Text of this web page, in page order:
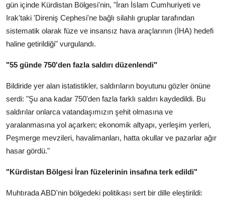
gün içinde Kürdistan Bölgesi'nin, "İran İslam Cumhuriyeti ve
Irak'taki 'Direniş Cephesi'ne bağlı silahlı gruplar tarafından
sistematik olarak füze ve insansız hava araçlarının (İHA) hedefi
haline getirildiği" vurgulandı.
"55 günde 750'den fazla saldırı düzenlendi"
Bildiride yer alan istatistikler, saldırıların boyutunu gözler önüne
serdi: "Şu ana kadar 750'den fazla farklı saldırı kaydedildi. Bu
saldırılar onlarca vatandaşımızın şehit olmasına ve
yaralanmasına yol açarken; ekonomik altyapı, yerleşim yerleri,
Peşmerge mevzileri, havalimanları, hatta okullar ve pazarlar ağır
hasar gördü."
"Kürdistan Bölgesi İran füzelerinin insafına terk edildi"
Muhtırada ABD'nin bölgedeki politikası sert bir dille eleştirildi: